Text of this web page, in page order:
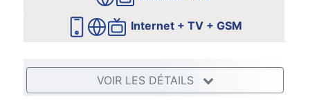
Internet + TV + GSM
VOIR LES DÉTAILS